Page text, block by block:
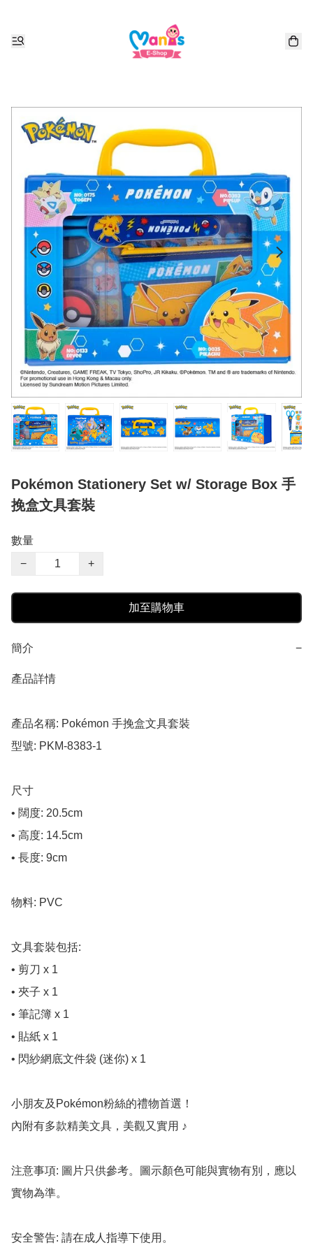
Pokémon Stationery Set w/ Storage Box 手
挽盒文具套裝
數量
−
+
加至購物車
簡介 −
產品詳情
產品名稱: Pokémon 手挽盒文具套裝
型號: PKM-8383-1
尺寸
• 闊度: 20.5cm
• 高度: 14.5cm
• 長度: 9cm
物料: PVC
文具套裝包括:
• 剪刀 x 1
• 夾子 x 1
• 筆記簿 x 1
• 貼紙 x 1
• 閃紗網底文件袋 (迷你) x 1
小朋友及Pokémon粉絲的禮物首選！
內附有多款精美文具，美觀又實用 ♪
注意事項: 圖片只供參考。圖示顏色可能與實物有別，應以
實物為準。
安全警告: 請在成人指導下使用。